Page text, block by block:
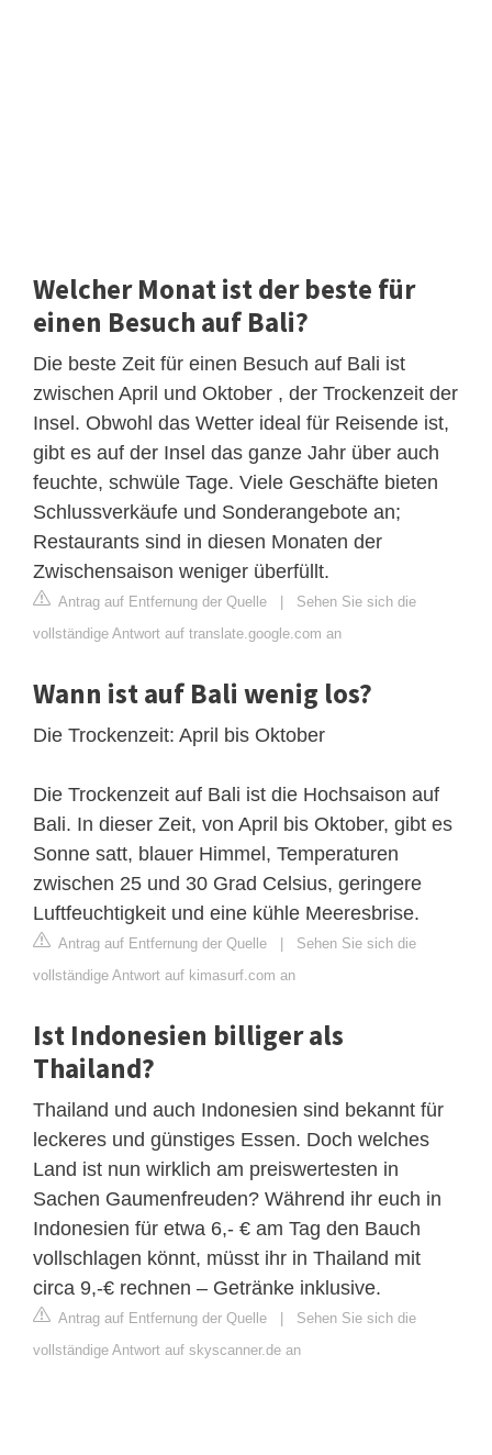
Welcher Monat ist der beste für
einen Besuch auf Bali?
Die beste Zeit für einen Besuch auf Bali ist
zwischen April und Oktober , der Trockenzeit der
Insel. Obwohl das Wetter ideal für Reisende ist,
gibt es auf der Insel das ganze Jahr über auch
feuchte, schwüle Tage. Viele Geschäfte bieten
Schlussverkäufe und Sonderangebote an;
Restaurants sind in diesen Monaten der
Zwischensaison weniger überfüllt.
Antrag auf Entfernung der Quelle | Sehen Sie sich die
vollständige Antwort auf translate.google.com an
Wann ist auf Bali wenig los?
Die Trockenzeit: April bis Oktober
Die Trockenzeit auf Bali ist die Hochsaison auf
Bali. In dieser Zeit, von April bis Oktober, gibt es
Sonne satt, blauer Himmel, Temperaturen
zwischen 25 und 30 Grad Celsius, geringere
Luftfeuchtigkeit und eine kühle Meeresbrise.
Antrag auf Entfernung der Quelle | Sehen Sie sich die
vollständige Antwort auf kimasurf.com an
Ist Indonesien billiger als
Thailand?
Thailand und auch Indonesien sind bekannt für
leckeres und günstiges Essen. Doch welches
Land ist nun wirklich am preiswertesten in
Sachen Gaumenfreuden? Während ihr euch in
Indonesien für etwa 6,- € am Tag den Bauch
vollschlagen könnt, müsst ihr in Thailand mit
circa 9,-€ rechnen – Getränke inklusive.
Antrag auf Entfernung der Quelle | Sehen Sie sich die
vollständige Antwort auf skyscanner.de an